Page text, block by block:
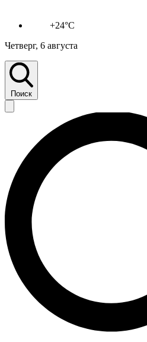
+24°C
Четверг, 6 августа
Поиск